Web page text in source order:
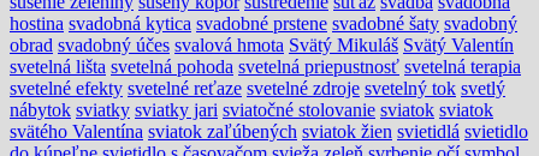
hostina svadobná kytica svadobné prstene svadobné šaty svadobný
obrad svadobný účes svalová hmota Svätý Mikuláš Svätý Valentín
svetelná lišta svetelná pohoda svetelná priepustnosť svetelná terapia
svetelné efekty svetelné reťaze svetelné zdroje svetelný tok svetlý
nábytok sviatky sviatky jari sviatočné stolovanie sviatok sviatok
svätého Valentína sviatok zaľúbených sviatok žien svietidlá svietidlo